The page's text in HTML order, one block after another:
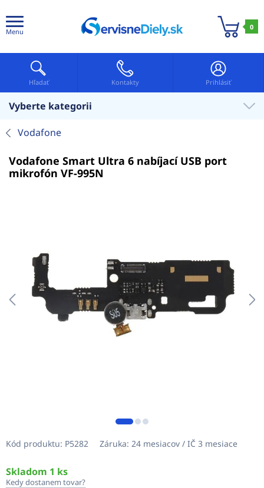
Menu
0
Hľadať Kontakty Prihlásiť
Vyberte kategorii
Vodafone
Vodafone Smart Ultra 6 nabíjací USB port
mikrofón VF-995N
Kód produktu: P5282 Záruka: 24 mesiacov / IČ 3 mesiace
Skladom 1 ks
Kedy dostanem tovar?